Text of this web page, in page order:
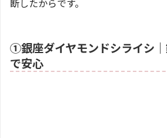
断したからです。
①銀座ダイヤモンドシライシ
で安心